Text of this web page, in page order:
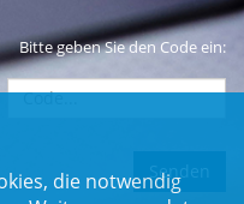
Bitte geben Sie den Code ein:
die notwendig